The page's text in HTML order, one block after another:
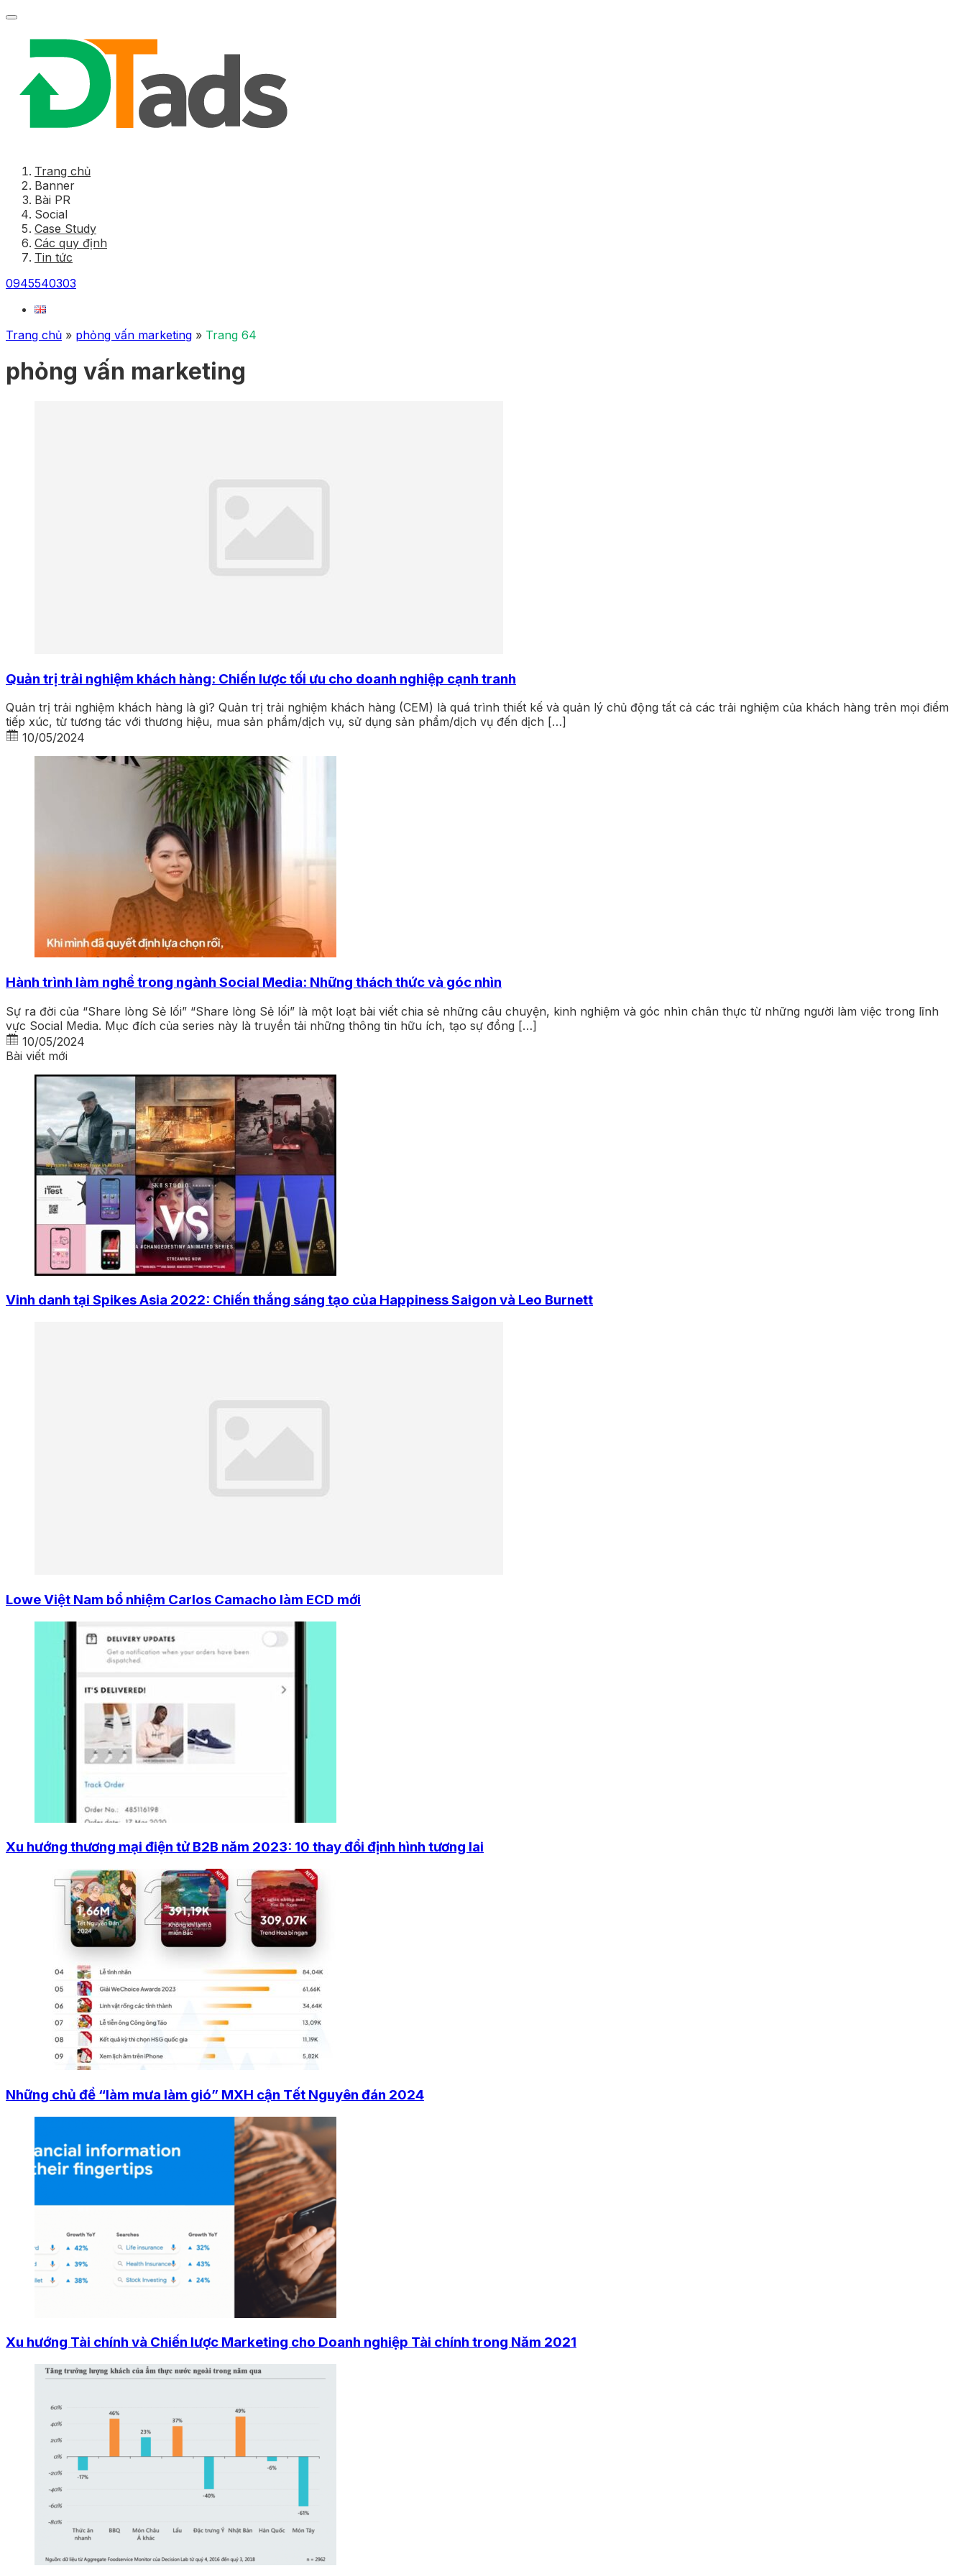
Trang chủ
Banner
Bài PR
Social
Case Study
Các quy định
Tin tức
0945540303
Trang chủ » phỏng vấn marketing » Trang 64
phỏng vấn marketing
Quản trị trải nghiệm khách hàng: Chiến lược tối ưu cho doanh nghiệp cạnh tranh
Quản trị trải nghiệm khách hàng là gì? Quản trị trải nghiệm khách hàng (CEM) là quá trình thiết kế và quản lý chủ động tất cả các trải nghiệm của khách hàng trên mọi điểm
tiếp xúc, từ tương tác với thương hiệu, mua sản phẩm/dịch vụ, sử dụng sản phẩm/dịch vụ đến dịch […]
10/05/2024
Hành trình làm nghề trong ngành Social Media: Những thách thức và góc nhìn
Sự ra đời của “Share lòng Sẻ lối” “Share lòng Sẻ lối” là một loạt bài viết chia sẻ những câu chuyện, kinh nghiệm và góc nhìn chân thực từ những người làm việc trong lĩnh
vực Social Media. Mục đích của series này là truyền tải những thông tin hữu ích, tạo sự đồng […]
10/05/2024
Bài viết mới
Vinh danh tại Spikes Asia 2022: Chiến thắng sáng tạo của Happiness Saigon và Leo Burnett
Lowe Việt Nam bổ nhiệm Carlos Camacho làm ECD mới
Xu hướng thương mại điện tử B2B năm 2023: 10 thay đổi định hình tương lai
Những chủ đề “làm mưa làm gió” MXH cận Tết Nguyên đán 2024
Xu hướng Tài chính và Chiến lược Marketing cho Doanh nghiệp Tài chính trong Năm 2021